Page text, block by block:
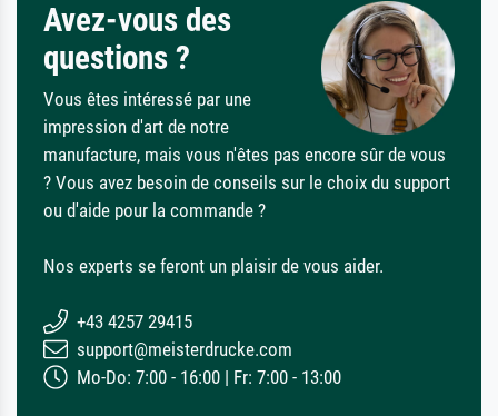
Avez-vous des
questions ?
Vous êtes intéressé par une
impression d'art de notre
manufacture, mais vous n'êtes pas encore sûr de vous
? Vous avez besoin de conseils sur le choix du support
ou d'aide pour la commande ?
Nos experts se feront un plaisir de vous aider.
+43 4257 29415
support@meisterdrucke.com
Mo-Do: 7:00 - 16:00 | Fr: 7:00 - 13:00